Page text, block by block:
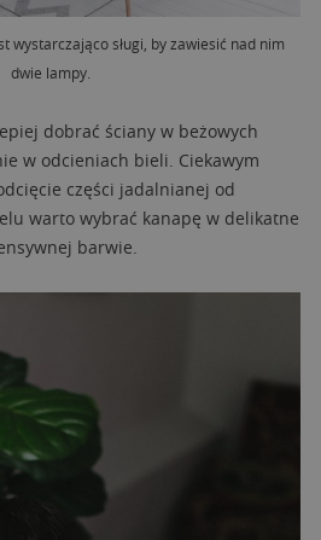
wystarczająco sługi, by zawiesić nad nim
dwie lampy.
dobrać ściany w beżowych
w odcieniach bieli. Ciekawym
części jadalnianej od
warto wybrać kanapę w delikatne
barwie.